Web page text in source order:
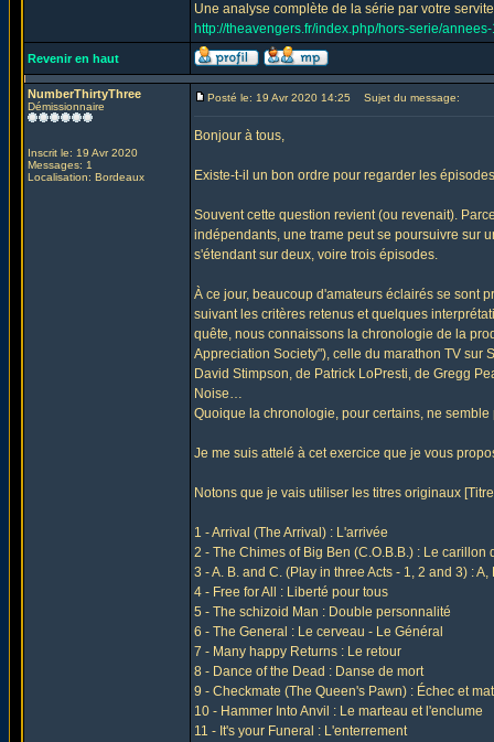
Une analyse complète de la série par votre
http://theavengers.fr/index.php/hors-serie/
Revenir en haut
NumberThirtyThree
Démissionnaire
Inscrit le: 19 Avr 2020
Messages: 1
Localisation: Bordeaux
Posté le: 19 Avr 2020 14:25 Sujet du message:
Bonjour à tous,
Existe-t-il un bon ordre pour regarder les
Souvent cette question revient (ou revenait).
indépendants, une trame peut se poursuivre sur
s'étendant sur deux, voire trois épisodes.
À ce jour, beaucoup d'amateurs éclairés se sont
suivant les critères retenus et quelques
quête, nous connaissons la chronologie de la
Appreciation Society"), celle du marathon TV sur
David Stimpson, de Patrick LoPresti, de Gregg
Noise…
Quoique la chronologie, pour certains, ne
Je me suis attelé à cet exercice que je vous
Notons que je vais utiliser les titres originaux
1 - Arrival (The Arrival) : L'arrivée
2 - The Chimes of Big Ben (C.O.B.B.) : Le carillon
3 - A. B. and C. (Play in three Acts - 1, 2 and 3) : A,
4 - Free for All : Liberté pour tous
5 - The schizoid Man : Double personnalité
6 - The General : Le cerveau - Le Général
7 - Many happy Returns : Le retour
8 - Dance of the Dead : Danse de mort
9 - Checkmate (The Queen's Pawn) : Échec et mat
10 - Hammer Into Anvil : Le marteau et l'enclume
11 - It's your Funeral : L'enterrement